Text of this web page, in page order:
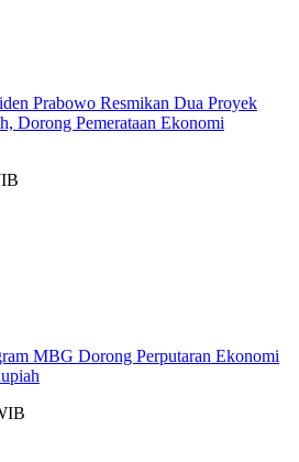
Prabowo Resmikan Dua Proyek
Dorong Pemerataan Ekonomi
MBG Dorong Perputaran Ekonomi